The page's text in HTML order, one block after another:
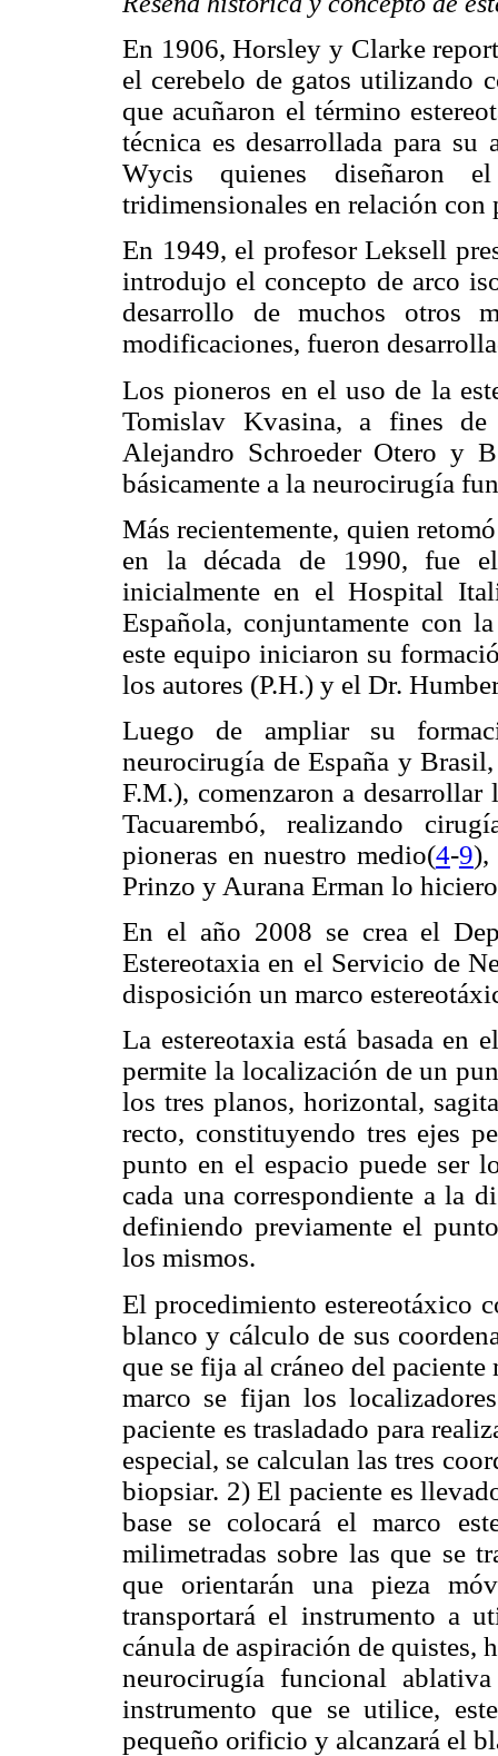
En 1906, Horsley y Clarke
el cerebelo de gatos utilizando
que acuñaron el término
técnica es desarrollada para
Wycis quienes diseñaron
tridimensionales en relación con
En 1949, el profesor Leksell
introdujo el concepto de arco
desarrollo de muchos otros
modificaciones, fueron
Los pioneros en el uso de la
Tomislav Kvasina, a fines
Alejandro Schroeder Otero y
básicamente a la neurocirugía
Más recientemente, quien
en la década de 1990, fue
inicialmente en el Hospital
Española, conjuntamente con
este equipo iniciaron su
los autores (P.H.) y el Dr.
Luego de ampliar su
neurocirugía de España y
F.M.), comenzaron a
Tacuarembó, realizando
pioneras en nuestro medio(4-9),
Prinzo y Aurana Erman lo
En el año 2008 se crea el
Estereotaxia en el Servicio de
disposición un marco
La estereotaxia está basada en
permite la localización de un
los tres planos, horizontal,
recto, constituyendo tres ejes
punto en el espacio puede ser
cada una correspondiente a la
definiendo previamente el
los mismos.
El procedimiento estereotáxico
blanco y cálculo de sus
que se fija al cráneo del
marco se fijan los
paciente es trasladado para
especial, se calculan las tres
biopsiar. 2) El paciente es
base se colocará el marco
milimetradas sobre las que se
que orientarán una pieza
transportará el instrumento a
cánula de aspiración de quistes,
neurocirugía funcional
instrumento que se utilice,
pequeño orificio y alcanzará el